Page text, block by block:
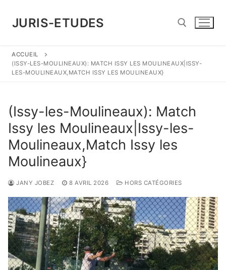
contenu
JURIS-ETUDES
Rechercher :
ACCUEIL
(ISSY-LES-MOULINEAUX): MATCH ISSY LES MOULINEAUX|ISSY-
LES-MOULINEAUX,MATCH ISSY LES MOULINEAUX}
(Issy-les-Moulineaux): Match
Issy les Moulineaux|Issy-les-
Moulineaux,Match Issy les
Moulineaux}
JANY JOBEZ 8 AVRIL 2026 HORS CATÉGORIES